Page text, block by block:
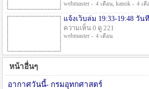
webmaster - 4 เดือน, kanok - 4 เดื
แจ้งเว็บล่ม 19:33-19:48 วัน
ความเห็น 0 ดู 221
webmaster - 4 เดือน
หน้าอื่นๆ
อากาศวันนี้- กรมอุทกศาสตร์